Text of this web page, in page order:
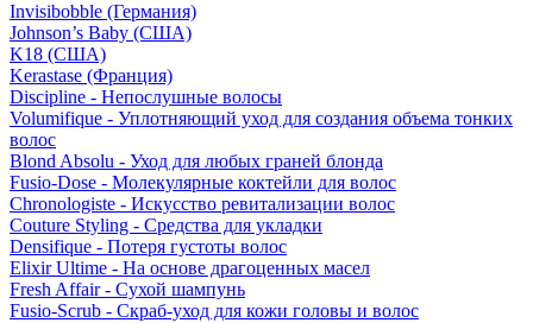
Invisibobble (Германия)
Johnson’s Baby (США)
K18 (США)
Kerastase (Франция)
Discipline - Непослушные волосы
Volumifique - Уплотняющий уход для создания объема тонких
волос
Blond Absolu - Уход для любых граней блонда
Fusio-Dose - Молекулярные коктейли для волос
Chronologiste - Искусство ревитализации волос
Couture Styling - Средства для укладки
Densifique - Потеря густоты волос
Elixir Ultime - На основе драгоценных масел
Fresh Affair - Сухой шампунь
Fusio-Scrub - Скраб-уход для кожи головы и волос